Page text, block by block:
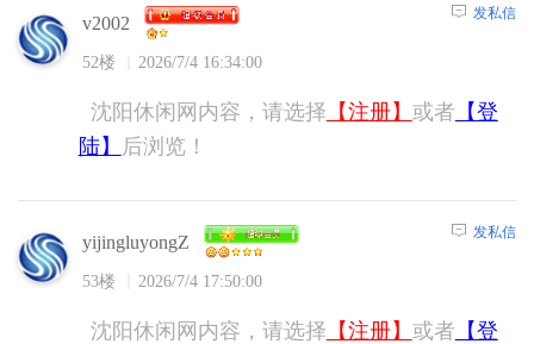
v2002
52楼 2026/7/4 16:34:00
发私信
沈阳休闲网内容，请选择 【注册】 或者 【登
陆】
后浏览！
yijingluyongZ
53楼 2026/7/4 17:50:00
发私信
沈阳休闲网内容，请选择 【注册】 或者 【登